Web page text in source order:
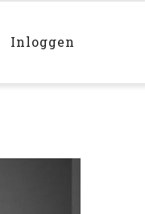
Inloggen